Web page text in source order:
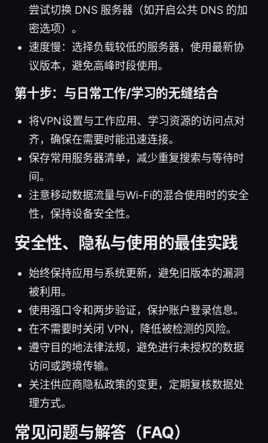
尝试切换 DNS 服务器（如开启公共 DNS 的加
密选项）。
速度慢：选择负载较低的服务器，使用最新协
议版本，避免高峰时段使用。
第十步：与日常工作/学习的无缝结合
将VPN设置与工作应用、学习资源的访问点对
齐，确保在需要时能迅速连接。
保存常用服务器清单，减少重复搜索与等待时
间。
注意移动数据流量与Wi-Fi的混合使用时的安全
性，保持设备安全性。
安全性、隐私与使用的最佳实践
始终保持应用与系统更新，避免旧版本的漏洞
被利用。
使用强口令和两步验证，保护账户登录信息。
在不需要时关闭 VPN，降低被检测的风险。
遵守目的地法律法规，避免进行未授权的数据
访问或跨境传输。
关注供应商隐私政策的变更，定期复核数据处
理方式。
常见问题与解答（FAQ）